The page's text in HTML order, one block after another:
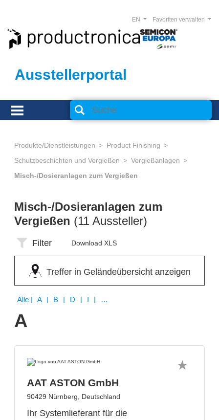
Ausstellerportal
Favoriten verwalten
EN
Produkte/Dienstleistungen
Product Finishing
Schutzbeschichten und Vergießen
Vergießanlagen
Misch-/Dosieranlagen zum Vergießen
Misch-/Dosieranlagen zum
Vergießen (11 Aussteller)
Filter Download XLS
Treffer in Geländeübersicht anzeigen
Alle | A | B | D | I | M | O | R
A
AAT ASTON GmbH
90429 Nürnberg, Deutschland
Ihr Systemlieferant für die